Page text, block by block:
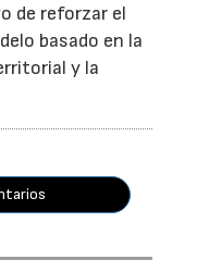
de reforzar el
basado en la
y la